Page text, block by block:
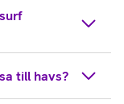
till havs?